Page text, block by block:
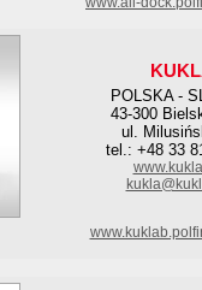
POLSKA -
43-300
ul.
tel.: +48 33